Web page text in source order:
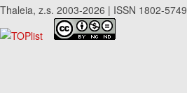
Thaleia, z.s. 2003-2026 | ISSN 1802-5749